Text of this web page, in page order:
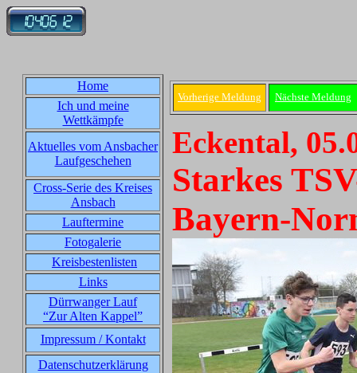
Home
Ich und meine
Wettkämpfe
Aktuelles vom Ansbacher
Laufgeschehen
Cross-Serie des Kreises
Ansbach
Lauftermine
Fotogalerie
Kreisbestenlisten
Links
Dürrwanger Lauf
“Zur Alten Kappel”
Impressum / Kontakt
Datenschutzerklärung
Vorherige Meldung Nächste Meldung
Eckental,
Starkes
Bayern-